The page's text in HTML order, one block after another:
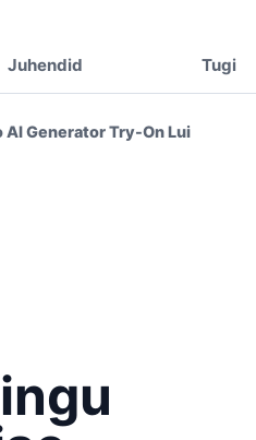
Juhendid Tugi
AI Generator Try-On Lui